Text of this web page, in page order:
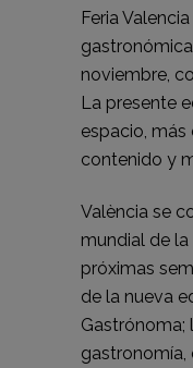
Feria
noviembre,
La presente
espacio, más
contenido y
València se
mundial de
próximas
de la nueva
Gastrónoma;
gastronomía,